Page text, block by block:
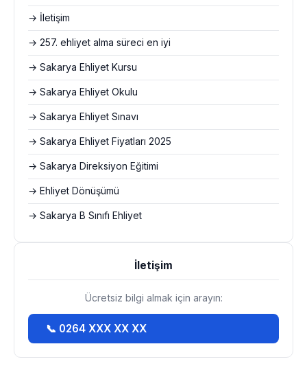
→ İletişim
→ 257. ehliyet alma süreci en iyi
→ Sakarya Ehliyet Kursu
→ Sakarya Ehliyet Okulu
→ Sakarya Ehliyet Sınavı
→ Sakarya Ehliyet Fiyatları 2025
→ Sakarya Direksiyon Eğitimi
→ Ehliyet Dönüşümü
→ Sakarya B Sınıfı Ehliyet
İletişim
Ücretsiz bilgi almak için arayın:
📞 0264 XXX XX XX